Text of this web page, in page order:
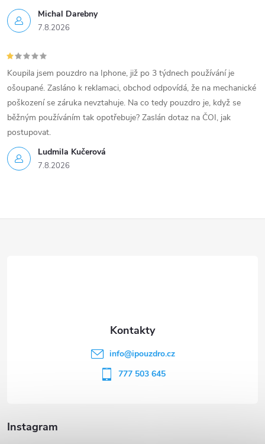
Michal Darebny
7.8.2026
Ludmila Kučerová
7.8.2026
Koupila jsem pouzdro na Iphone, již po 3 týdnech používání je
ošoupané. Zasláno k reklamaci, obchod odpovídá, že na mechanické
poškození se záruka nevztahuje. Na co tedy pouzdro je, když se
běžným používáním tak opotřebuje? Zaslán dotaz na ČOI, jak
postupovat.
Instagram
info@ipouzdro.cz
777 503 645